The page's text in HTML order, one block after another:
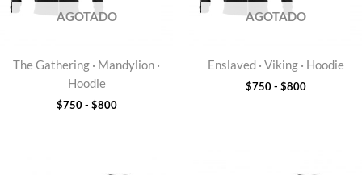
AGOTADO
The Gathering · Mandylion ·
Hoodie
$750 - $800
AGOTADO
Enslaved · Viking · Hoodie
$750 - $800